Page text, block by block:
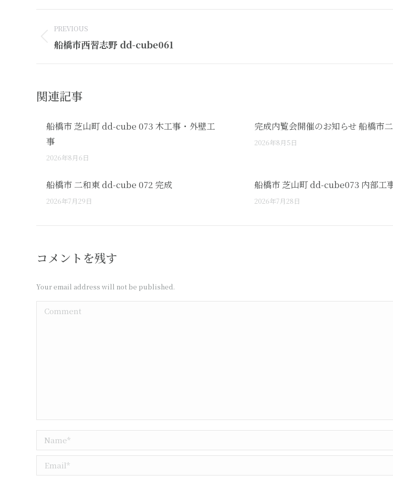
navigation
PREVIOUS
Previous
船橋市西習志野 dd-cube061
関連記事
船橋市 芝山町 dd-cube 073 木工事・外壁工
事
2026年8月6日
完成内覧会開催のお知らせ 船橋市
2026年8月5日
船橋市 二和東 dd-cube 072 完成
2026年7月29日
船橋市 芝山町 dd-cube073 内部工
2026年7月28日
コメントを残す
Your email address will not be published.
Comment
Name *
Email *